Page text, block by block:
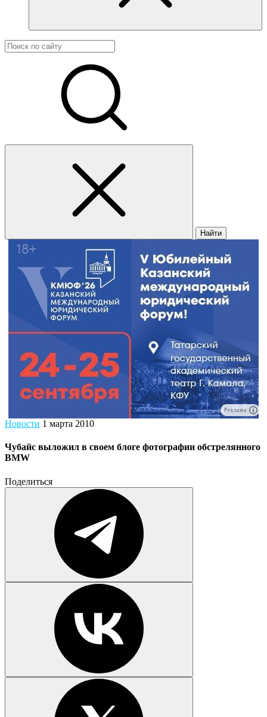
Найти
Реклама
Новости 1 марта 2010
Чубайс выложил в своем блоге фотографии обстрелянного
BMW
Поделиться